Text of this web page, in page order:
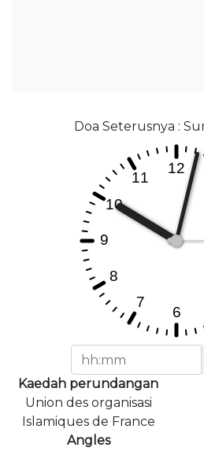
Doa Seterusnya :
Kaedah perundangan
Union des organisasi
Islamiques de France
Angles